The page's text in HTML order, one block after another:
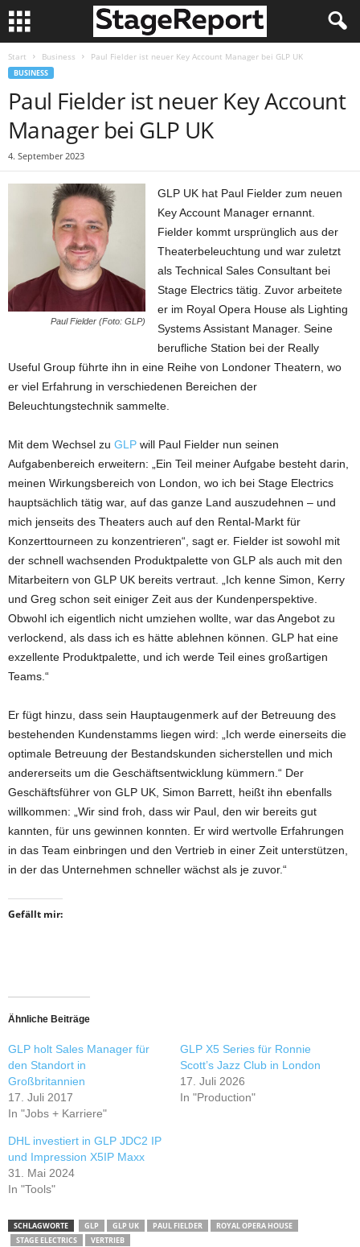
Start Business Paul Fielder ist neuer Key Account Manager bei GLP UK
BUSINESS
Paul Fielder ist neuer Key Account
Manager bei GLP UK
4. September 2023
Paul Fielder (Foto: GLP)
GLP UK hat Paul Fielder zum neuen
Key Account Manager ernannt.
Fielder kommt ursprünglich aus der
Theaterbeleuchtung und war zuletzt
als Technical Sales Consultant bei
Stage Electrics tätig. Zuvor arbeitete
er im Royal Opera House als Lighting
Systems Assistant Manager. Seine
berufliche Station bei der Really
Useful Group führte ihn in eine Reihe von Londoner Theatern, wo
er viel Erfahrung in verschiedenen Bereichen der
Beleuchtungstechnik sammelte.
Mit dem Wechsel zu GLP will Paul Fielder nun seinen
Aufgabenbereich erweitern: „Ein Teil meiner Aufgabe besteht darin,
meinen Wirkungsbereich von London, wo ich bei Stage Electrics
hauptsächlich tätig war, auf das ganze Land auszudehnen – und
mich jenseits des Theaters auch auf den Rental-Markt für
Konzerttourneen zu konzentrieren“, sagt er. Fielder ist sowohl mit
der schnell wachsenden Produktpalette von GLP als auch mit den
Mitarbeitern von GLP UK bereits vertraut. „Ich kenne Simon, Kerry
und Greg schon seit einiger Zeit aus der Kundenperspektive.
Obwohl ich eigentlich nicht umziehen wollte, war das Angebot zu
verlockend, als dass ich es hätte ablehnen können. GLP hat eine
exzellente Produktpalette, und ich werde Teil eines großartigen
Teams.“
Er fügt hinzu, dass sein Hauptaugenmerk auf der Betreuung des
bestehenden Kundenstamms liegen wird: „Ich werde einerseits die
optimale Betreuung der Bestandskunden sicherstellen und mich
andererseits um die Geschäftsentwicklung kümmern.“ Der
Geschäftsführer von GLP UK, Simon Barrett, heißt ihn ebenfalls
willkommen: „Wir sind froh, dass wir Paul, den wir bereits gut
kannten, für uns gewinnen konnten. Er wird wertvolle Erfahrungen
in das Team einbringen und den Vertrieb in einer Zeit unterstützen,
in der das Unternehmen schneller wächst als je zuvor.“
Gefällt mir:
Ähnliche Beiträge
GLP holt Sales Manager für
den Standort in
Großbritannien
17. Juli 2017
In "Jobs + Karriere"
GLP X5 Series für Ronnie
Scott’s Jazz Club in London
17. Juli 2026
In "Production"
DHL investiert in GLP JDC2 IP
und Impression X5IP Maxx
31. Mai 2024
In "Tools"
SCHLAGWORTE GLP GLP UK PAUL FIELDER
ROYAL OPERA HOUSE
STAGE ELECTRICS
VERTRIEB